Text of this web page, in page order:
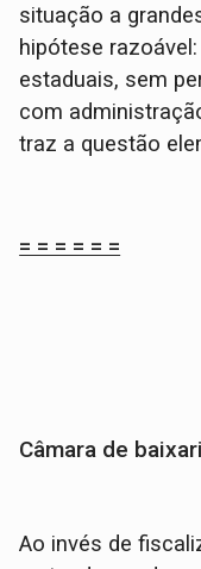
situação a
hipótese
estaduais, sem
com
traz a questão
= = = = = =
Câmara de
Ao invés de